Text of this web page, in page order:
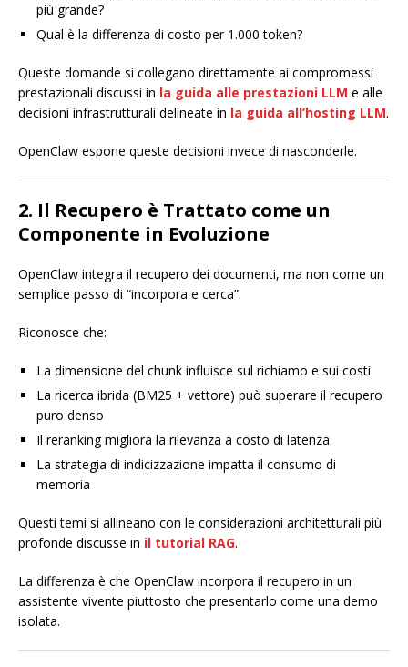
più grande?
Qual è la differenza di costo per 1.000 token?
Queste domande si collegano direttamente ai compromessi
prestazionali discussi in la guida alle prestazioni LLM e alle
decisioni infrastrutturali delineate in la guida all’hosting LLM.
OpenClaw espone queste decisioni invece di nasconderle.
2. Il Recupero è Trattato come un
Componente in Evoluzione
OpenClaw integra il recupero dei documenti, ma non come un
semplice passo di “incorpora e cerca”.
Riconosce che:
La dimensione del chunk influisce sul richiamo e sui costi
La ricerca ibrida (BM25 + vettore) può superare il recupero
puro denso
Il reranking migliora la rilevanza a costo di latenza
La strategia di indicizzazione impatta il consumo di
memoria
Questi temi si allineano con le considerazioni architetturali più
profonde discusse in il tutorial RAG.
La differenza è che OpenClaw incorpora il recupero in un
assistente vivente piuttosto che presentarlo come una demo
isolata.